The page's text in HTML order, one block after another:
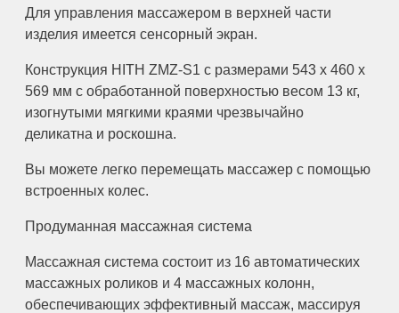
Для управления массажером в верхней части
изделия имеется сенсорный экран.
Конструкция HITH ZMZ-S1 с размерами 543 x 460 x
569 мм с обработанной поверхностью весом 13 кг,
изогнутыми мягкими краями чрезвычайно
деликатна и роскошна.
Вы можете легко перемещать массажер с помощью
встроенных колес.
Продуманная массажная система
Массажная система состоит из 16 автоматических
массажных роликов и 4 массажных колонн,
обеспечивающих эффективный массаж, массируя